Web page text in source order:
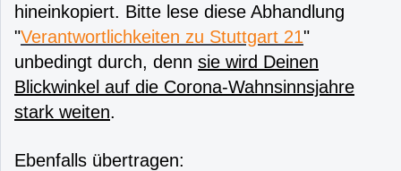
hineinkopiert. Bitte lese diese Abhandlung
"Verantwortlichkeiten zu Stuttgart 21"
unbedingt durch, denn sie wird Deinen
Blickwinkel auf die Corona-Wahnsinnsjahre
stark weiten.
Ebenfalls übertragen: